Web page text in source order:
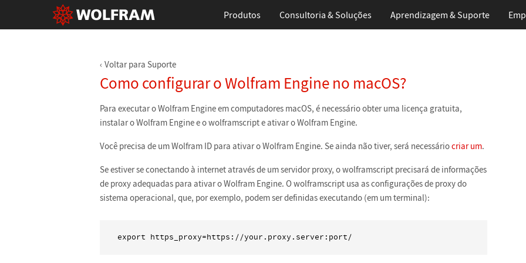
Produtos Consultoria & Soluções Aprendizagem & Suporte
Voltar para Suporte
Como configurar o Wolfram Engine no macOS?
Para executar o Wolfram Engine em computadores macOS, é necessário obter uma licença gratuita,
instalar o Wolfram Engine e o wolframscript e ativar o Wolfram Engine.
Você precisa de um Wolfram ID para ativar o Wolfram Engine. Se ainda não tiver, será necessáriocriar um.
Se estiver se conectando à internet através de um servidor proxy, o wolframscript precisará de informações
de proxy adequadas para ativar o Wolfram Engine. O wolframscript usa as configurações de proxy do
sistema operacional, que, por exemplo, podem ser definidas executando (em um terminal):